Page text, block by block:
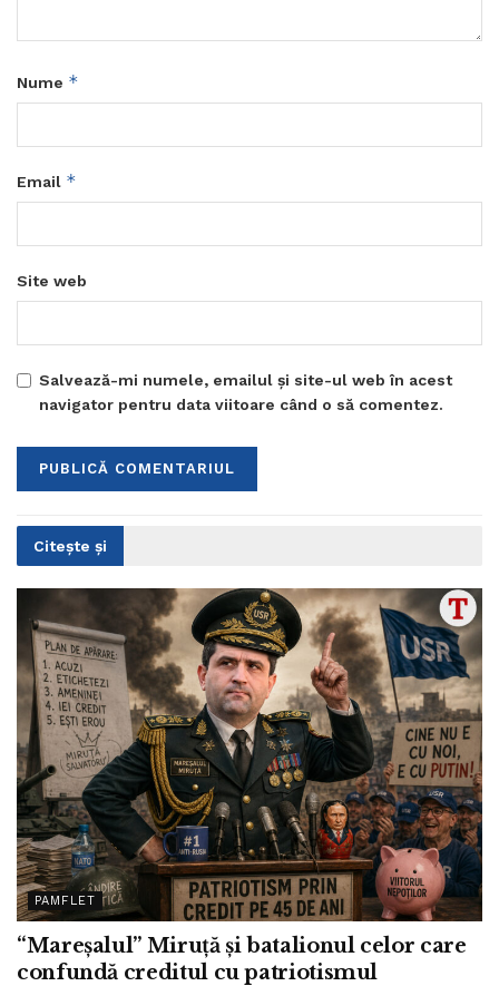
Nume *
Email *
Site web
Salvează-mi numele, emailul și site-ul web în acest
navigator pentru data viitoare când o să comentez.
Citește și
PAMFLET
“Mareșalul” Miruță și batalionul celor care
confundă creditul cu patriotismul